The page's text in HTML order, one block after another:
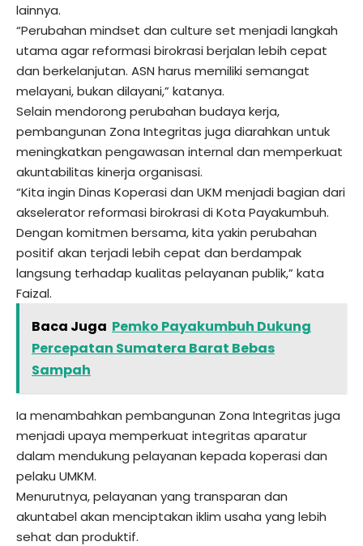
lainnya.
“Perubahan mindset dan culture set menjadi langkah
utama agar reformasi birokrasi berjalan lebih cepat
dan berkelanjutan. ASN harus memiliki semangat
melayani, bukan dilayani,” katanya.
Selain mendorong perubahan budaya kerja,
pembangunan Zona Integritas juga diarahkan untuk
meningkatkan pengawasan internal dan memperkuat
akuntabilitas kinerja organisasi.
“Kita ingin Dinas Koperasi dan UKM menjadi bagian dari
akselerator reformasi birokrasi di Kota Payakumbuh.
Dengan komitmen bersama, kita yakin perubahan
positif akan terjadi lebih cepat dan berdampak
langsung terhadap kualitas pelayanan publik,” kata
Faizal.
Baca Juga Pemko Payakumbuh Dukung
Percepatan Sumatera Barat Bebas
Sampah
Ia menambahkan pembangunan Zona Integritas juga
menjadi upaya memperkuat integritas aparatur
dalam mendukung pelayanan kepada koperasi dan
pelaku UMKM.
Menurutnya, pelayanan yang transparan dan
akuntabel akan menciptakan iklim usaha yang lebih
sehat dan produktif.